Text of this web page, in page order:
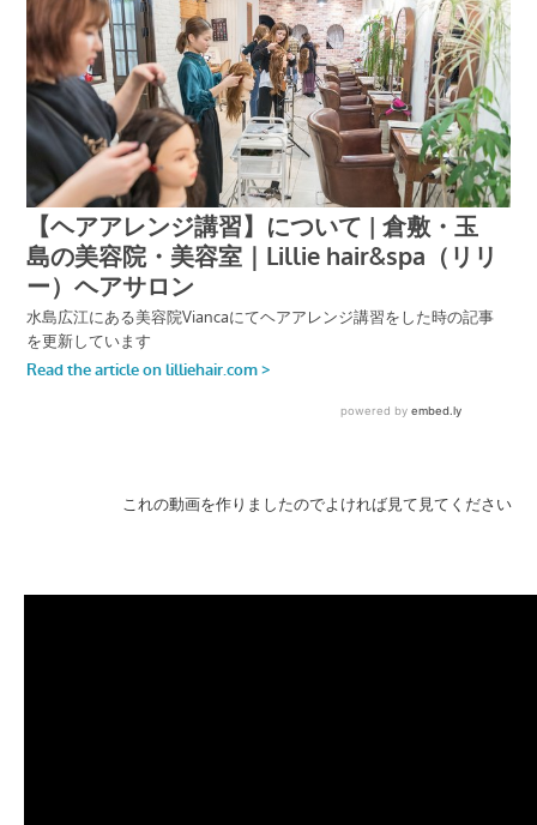
これの動画を作りましたのでよければ見て見てください